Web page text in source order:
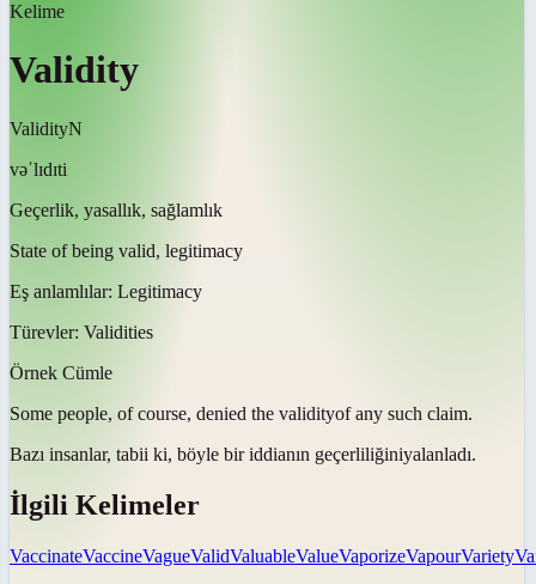
Kelime
Validity
ValidityN
vəˈlɪdɪti
Geçerlik, yasallık, sağlamlık
State of being valid, legitimacy
Eş anlamlılar: Legitimacy
Türevler: Validities
Örnek Cümle
Some people, of course, denied the validityof any such claim.
Bazı insanlar, tabii ki, böyle bir iddianın geçerliliğiniyalanladı.
İlgili Kelimeler
VaccinateVaccineVagueValidValuableValueVaporizeVapourVariety